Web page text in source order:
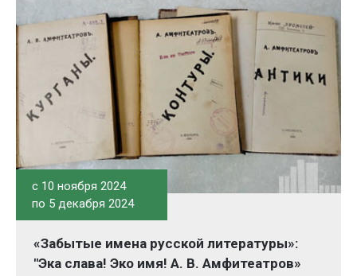
c 10 ноября 2024
по 5 декабря 2024
«Забытые имена русской литературы»:
"Эка слава! Эко имя! А. В. Амфитеатров»